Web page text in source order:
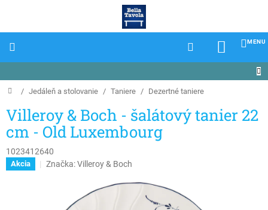
Domov
/ Jedáleň a stolovanie / Taniere / Dezertné taniere
Villeroy & Boch - šalátový tanier 22
cm - Old Luxembourg
1023412640
Akcia Značka:Villeroy & Boch